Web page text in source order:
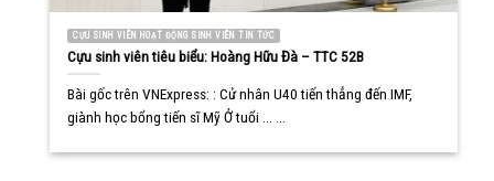
Cựu sinh viên tiêu biểu: Hoàng Hữu Đà – TTC 52B
Bài gốc trên VNExpress: : Cử nhân U40 tiến thẳng đến IMF,
giành học bổng tiến sĩ Mỹ Ở tuổi ... ...